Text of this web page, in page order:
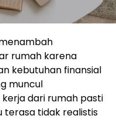
rumah karena
kebutuhan finansial
muncul
dari rumah pasti
terasa tidak realistis